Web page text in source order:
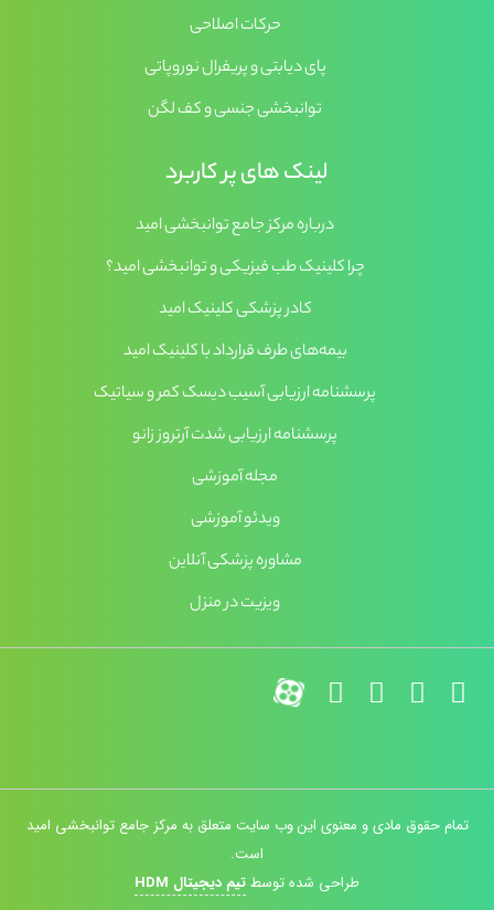
حرکات اصلاحی
پای دیابتی و پریفرال نوروپاتی
توانبخشی جنسی و کف لگن
لینک های پر کاربرد
درباره مرکز جامع توانبخشی امید
چرا کلینیک طب فیزیکی و توانبخشی امید؟
کادر پزشکی کلینیک امید
بیمه‌های طرف قرارداد با کلینیک امید
پرسشنامه ارزیابی آسیب دیسک کمر و سیاتیک
پرسشنامه ارزیابی شدت آرتروز زانو
مجله آموزشی
ویدئو آموزشی
مشاوره پزشکی آنلاین
ویزیت در منزل
تمام حقوق مادی و معنوی این وب سایت متعلق به مرکز جامع توانبخشی امید
است.
طراحی شده توسطتیم دیجیتال HDM